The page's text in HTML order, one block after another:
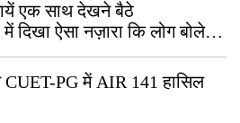
एक साथ देखने बैठे
दिखा ऐसा नज़ारा कि लोग बोले,
सकते हैं”
PG में AIR 141 हासिल